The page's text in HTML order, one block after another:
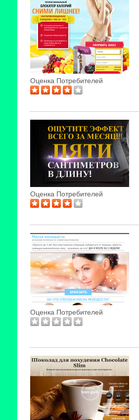
Оценка Потребителей
Оценка Потребителей
Оценка Потребителей